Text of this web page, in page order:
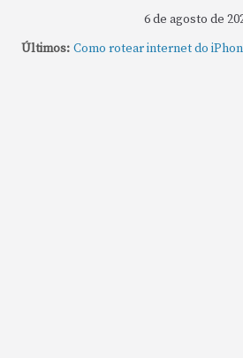
6 de agosto de
Últimos: Como rotear internet do